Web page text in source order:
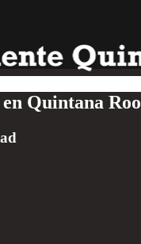
Quintana Roo